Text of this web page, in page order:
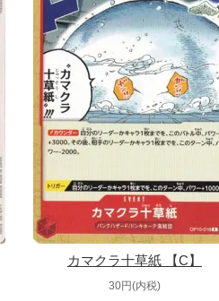
カマクラ十草紙 【C】
30円(内税)